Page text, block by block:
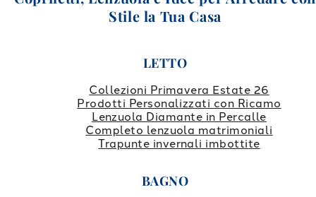
Stile la Tua Casa
LETTO
Collezioni Primavera Estate 26
Prodotti Personalizzati con Ricamo
Lenzuola Diamante in Percalle
Completo lenzuola matrimoniali
Trapunte invernali imbottite
BAGNO